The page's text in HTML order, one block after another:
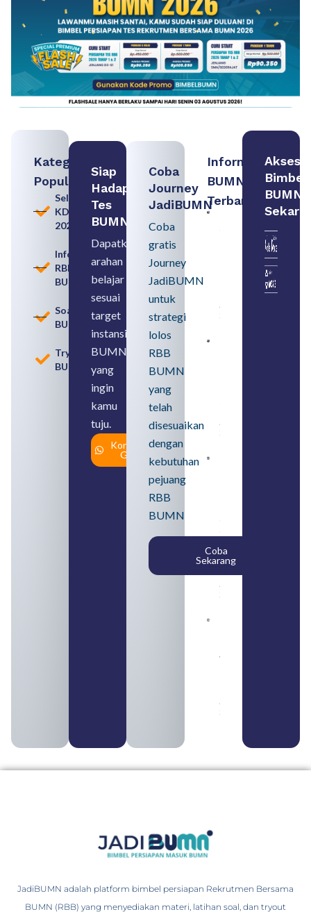
Kategori
Populer
Seleksi
KDKMP
2026
Informasi
RBB
BUMN
Soal
BUMN
Tryout
BUMN
Siap
Hadapi
Tes
BUMN
Dapatkan
arahan
belajar
sesuai
target
instansi
BUMN
yang
ingin
kamu
tuju.
Konsultasi
Gratis
Coba
Journey
JadiBUMN
Coba
gratis
Journey
JadiBUMN
untuk
strategi
lolos
RBB
BUMN
yang
telah
disesuaikan
dengan
kebutuhan
pejuang
RBB
BUMN
Coba
Sekarang
Informasi
BUMN
Terbaru:
Persiapan
Seleksi
Rekrutmen
Memahami
August 8,
August 6,
SMA
Syarat,
Posisi,
dan
Cara
Daftar
August 5,
yang
August 4,
Akses
Bimbel
BUMN
JadiBUMN adalah platform bimbel persiapan Rekrutmen Bersama
BUMN (RBB) yang menyediakan materi, latihan soal, dan tryout